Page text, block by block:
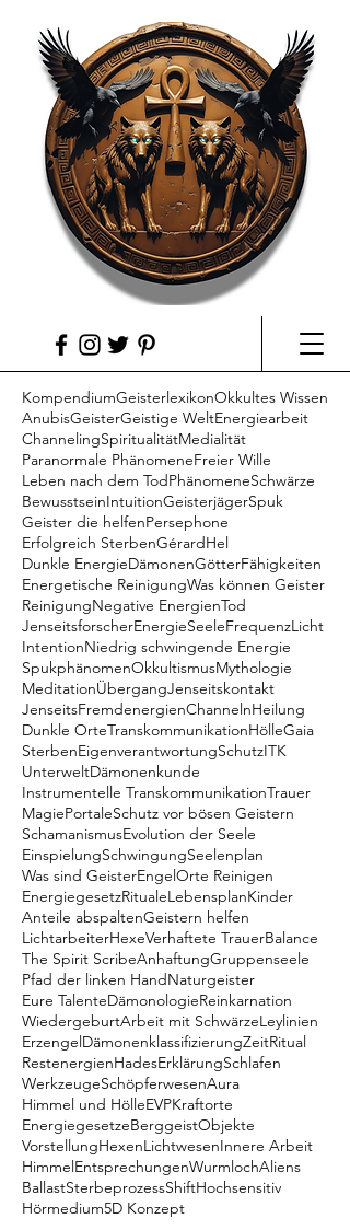
KompendiumGeisterlexikonOkkultes Wissen
AnubisGeisterGeistige WeltEnergiearbeit
ChannelingSpiritualitätMedialität
Paranormale PhänomeneFreier Wille
Leben nach dem TodPhänomeneSchwärze
BewusstseinIntuitionGeisterjägerSpuk
Geister die helfenPersephone
Erfolgreich SterbenGérardHel
Dunkle EnergieDämonenGötterFähigkeiten
Energetische ReinigungWas können Geister
ReinigungNegative EnergienTod
JenseitsforscherEnergieSeeleFrequenzLicht
IntentionNiedrig schwingende Energie
SpukphänomenOkkultismusMythologie
MeditationÜbergangJenseitskontakt
JenseitsFremdenergienChannelnHeilung
Dunkle OrteTranskommunikationHölleGaia
SterbenEigenverantwortungSchutzITK
UnterweltDämonenkunde
Instrumentelle TranskommunikationTrauer
MagiePortaleSchutz vor bösen Geistern
SchamanismusEvolution der Seele
EinspielungSchwingungSeelenplan
Was sind GeisterEngelOrte Reinigen
EnergiegesetzRitualeLebensplanKinder
Anteile abspaltenGeistern helfen
LichtarbeiterHexeVerhaftete TrauerBalance
The Spirit ScribeAnhaftungGruppenseele
Pfad der linken HandNaturgeister
Eure TalenteDämonologieReinkarnation
WiedergeburtArbeit mit SchwärzeLeylinien
ErzengelDämonenklassifizierungZeitRitual
RestenergienHadesErklärungSchlafen
WerkzeugeSchöpferwesenAura
Himmel und HölleEVPKraftorte
EnergiegesetzeBerggeistObjekte
VorstellungHexenLichtwesenInnere Arbeit
HimmelEntsprechungenWurmlochAliens
BallastSterbeprozessShiftHochsensitiv
Hörmedium5D Konzept